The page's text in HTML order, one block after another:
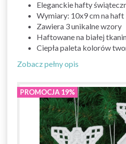
Eleganckie hafty
Wymiary: 10x9 cm na haft
Zawiera 3 unikalne wzory
Haftowane na białej
Ciepła paleta kolorów
Zobacz pełny opis
PROMOCJA 19%